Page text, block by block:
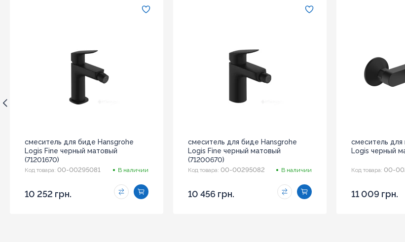
смеситель для биде Hansgrohe
Logis Fine черный матовый
(71201670)
Код товара: 00-00295081 В наличии
10 252 грн.
смеситель для биде Hansgrohe
Logis Fine черный матовый
(71200670)
Код товара: 00-00295082 В наличии
10 456 грн.
смеситель для
Logis черный
Код товара: 00-
11 009 грн.